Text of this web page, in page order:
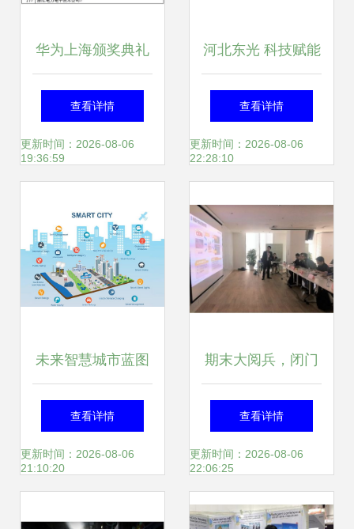
华为上海颁奖典礼
17家合作伙伴获
ISV技术认证，共
查看详情
更新时间：2026-08-06
19:36:59
河北东光 科技赋能
打造高质量产品，
抢占国际市场新机
查看详情
更新时间：2026-08-06
22:28:10
未来智慧城市蓝图
技术重塑都市生活
的五大路径——以
查看详情
更新时间：2026-08-06
21:10:20
期末大阅兵，闭门
路演精彩纷呈 | 原
力加速营上海网络
技术服务专场
查看详情
更新时间：2026-08-06
22:06:25